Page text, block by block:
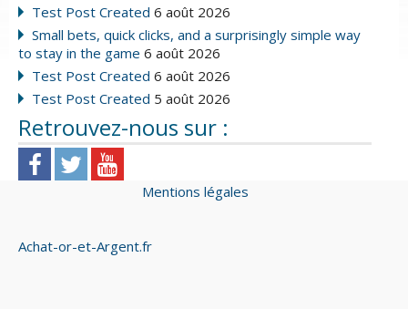
Test Post Created 6 août 2026
Small bets, quick clicks, and a surprisingly simple way
to stay in the game 6 août 2026
Test Post Created 6 août 2026
Test Post Created 5 août 2026
Retrouvez-nous sur :
Mentions légales
Achat-or-et-Argent.fr